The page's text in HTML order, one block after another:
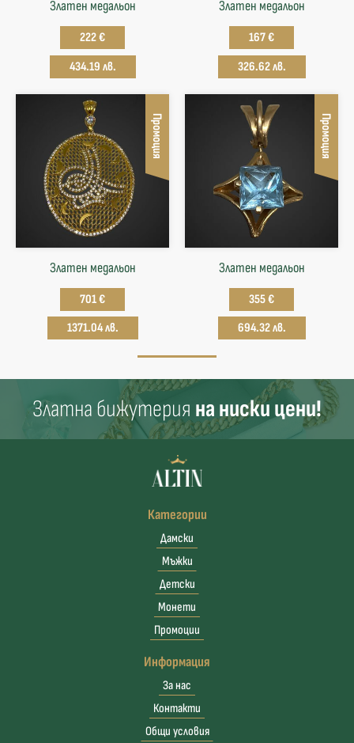
Златен медальон
222 €
434.19 лв.
Златен медальон
167 €
326.62 лв.
Промоция
Златен медальон
701 €
1371.04 лв.
Промоция
Златен медальон
355 €
694.32 лв.
Златна бижутерия на ниски цени!
Категории
Дамски
Мъжки
Детски
Монети
Промоции
Информация
За нас
Контакти
Общи условия